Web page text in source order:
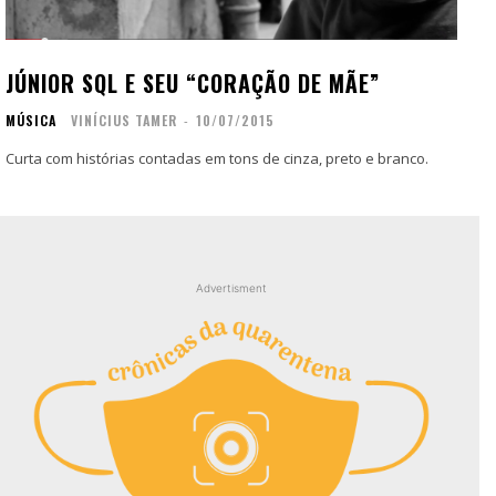
Zine
Autores
Sobre
Contato
Zine
Autores
Sobre
Contato
JÚNIOR SQL E SEU “CORAÇÃO DE MÃE”
MÚSICA VINÍCIUS TAMER - 10/07/2015
Curta com histórias contadas em tons de cinza, preto e branco.
Advertisment